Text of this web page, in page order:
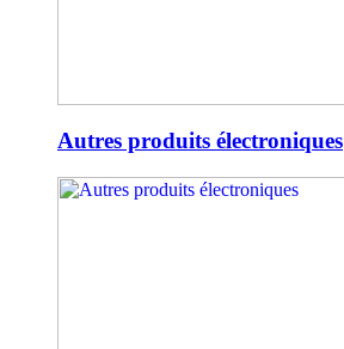
Autres produits électroniques